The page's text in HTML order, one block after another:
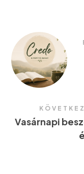
Vasárnapi